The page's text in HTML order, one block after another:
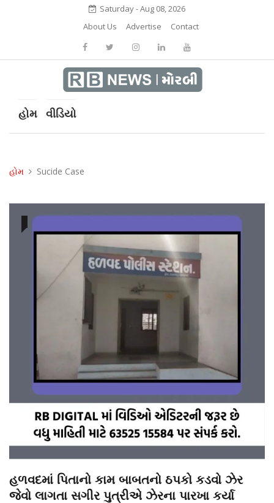
Saturday - Aug 08, 2026
About Us
Advertise Contact
હોમ વીડિયો
હોમ Sucide Case
હળવદમાં પિતાનો કામ બાબતનો ઠપકો કડવો ઝેર
જેવો લાગતા સગીર પુત્રીએ ઝેરના પારખા કર્યા